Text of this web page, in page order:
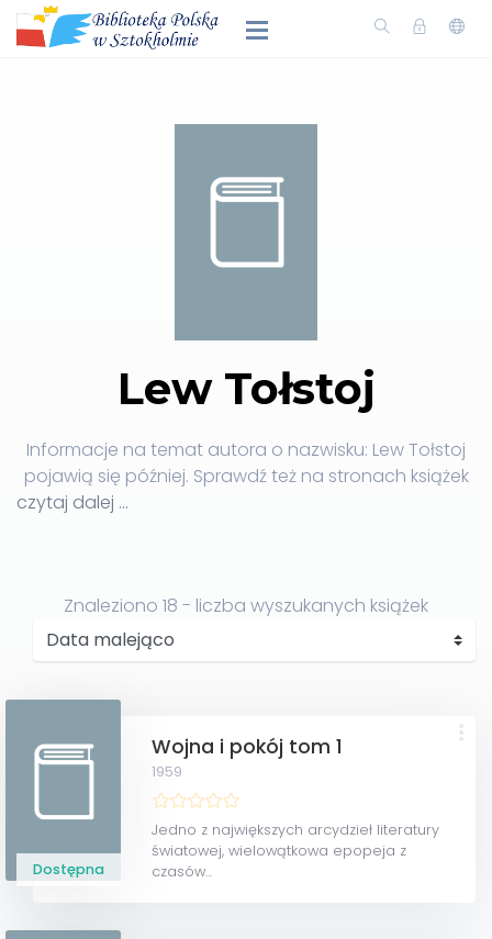
Lew Tołstoj
Informacje na temat autora o nazwisku: Lew Tołstoj
pojawią się później. Sprawdź też na stronach książek
czytaj dalej ...
Znaleziono 18 - liczba wyszukanych książek
Dostępna
Wojna i pokój tom 1
1959
Jedno z największych arcydzieł literatury
światowej, wielowątkowa epopeja z
czasów...